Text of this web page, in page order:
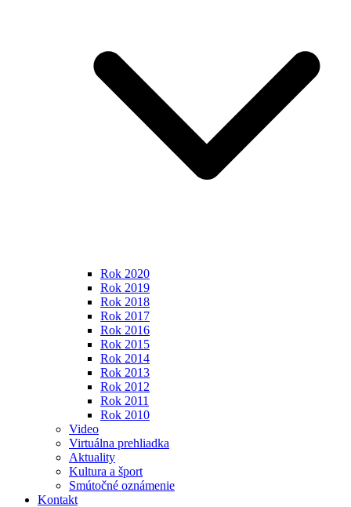
Rok 2020
Rok 2019
Rok 2018
Rok 2017
Rok 2016
Rok 2015
Rok 2014
Rok 2013
Rok 2012
Rok 2011
Rok 2010
Video
Virtuálna prehliadka
Aktuality
Kultura a šport
Smútočné oznámenie
Kontakt